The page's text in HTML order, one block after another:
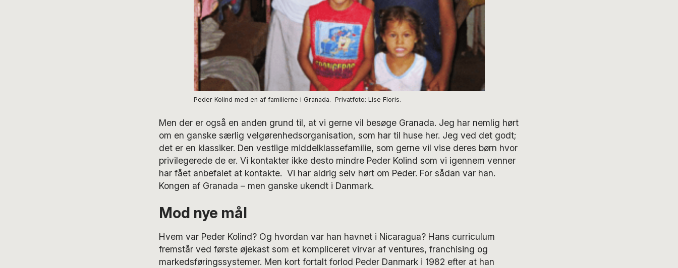
Peder Kolind med en af familierne i Granada. Privatfoto: Lise Floris.
Men der er også en anden grund til, at vi gerne vil besøge Granada. Jeg har nemlig hørt
om en ganske særlig velgørenhedsorganisation, som har til huse her. Jeg ved det godt;
det er en klassiker. Den vestlige middelklassefamilie, som gerne vil vise deres børn hvor
privilegerede de er. Vi kontakter ikke desto mindre Peder Kolind som vi igennem venner
har fået anbefalet at kontakte. Vi har aldrig selv hørt om Peder. For sådan var han.
Kongen af Granada – men ganske ukendt i Danmark.
Mod nye mål
Hvem var Peder Kolind? Og hvordan var han havnet i Nicaragua? Hans curriculum
fremstår ved første øjekast som et kompliceret virvar af ventures, franchising og
markedsføringssystemer. Men kort fortalt forlod Peder Danmark i 1982 efter at han